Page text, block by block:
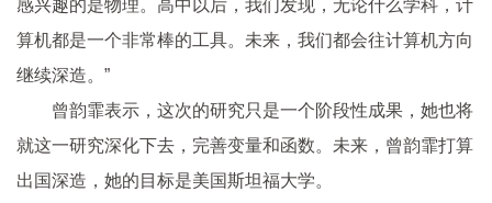
感兴趣的是物理。高中以后，我们发现，无论什么学科，计
算机都是一个非常棒的工具。未来，我们都会往计算机方向
继续深造。”
曾韵霏表示，这次的研究只是一个阶段性成果，她也将
就这一研究深化下去，完善变量和函数。未来，曾韵霏打算
出国深造，她的目标是美国斯坦福大学。